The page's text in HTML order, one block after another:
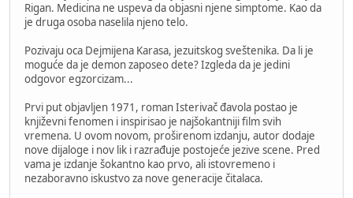
Rigan. Medicina ne uspeva da objasni njene simptome. Kao da
je druga osoba naselila njeno telo.
Pozivaju oca Dejmijena Karasa, jezuitskog sveštenika. Da li je
moguće da je demon zaposeo dete? Izgleda da je jedini
odgovor egzorcizam...
Prvi put objavljen 1971, roman Isterivač đavola postao je
književni fenomen i inspirisao je najšokantniji film svih
vremena. U ovom novom, proširenom izdanju, autor dodaje
nove dijaloge i nov lik i razrađuje postojeće jezive scene. Pred
vama je izdanje šokantno kao prvo, ali istovremeno i
nezaboravno iskustvo za nove generacije čitalaca.